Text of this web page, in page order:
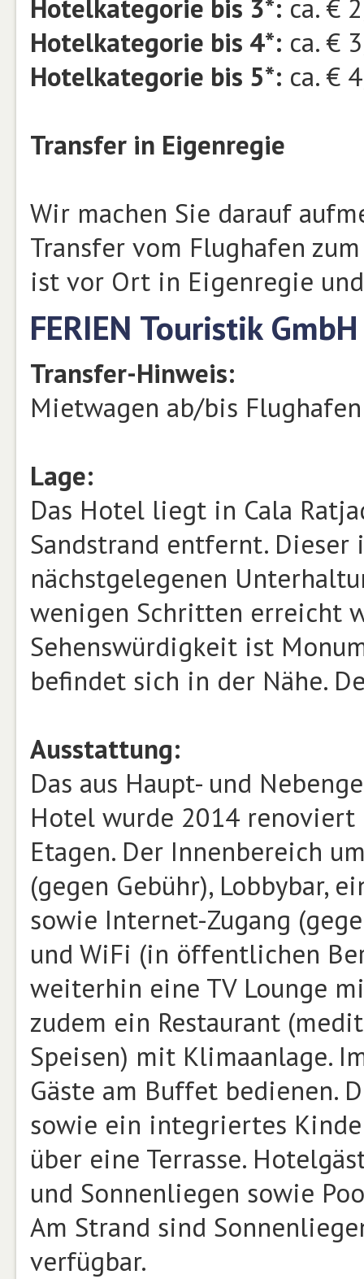
Hotelkategorie bis 3*: ca. €
Hotelkategorie bis 4*: ca. €
Hotelkategorie bis 5*: ca. €
Transfer in Eigenregie
Wir machen Sie darauf
Transfer vom Flughafen
ist vor Ort in Eigenregie
FERIEN Touristik GmbH
Transfer-Hinweis:
Mietwagen ab/bis
Lage:
Das Hotel liegt in Cala
Sandstrand entfernt. Dieser
nächstgelegenen
wenigen Schritten erreicht
Sehenswürdigkeit ist
befindet sich in der Nähe.
Ausstattung:
Das aus Haupt- und
Hotel wurde 2014
Etagen. Der Innenbereich
(gegen Gebühr), Lobbybar,
sowie Internet-Zugang
und WiFi (in öffentlichen
weiterhin eine TV Lounge
zudem ein Restaurant
Speisen) mit Klimaanlage.
Gäste am Buffet bedienen.
sowie ein integriertes
über eine Terrasse.
und Sonnenliegen sowie
Am Strand sind
verfügbar.